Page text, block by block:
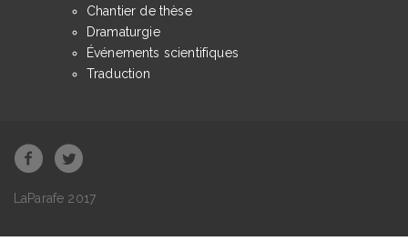
Chantier de thèse
Dramaturgie
Événements scientifiques
Traduction
LaParafe 2017